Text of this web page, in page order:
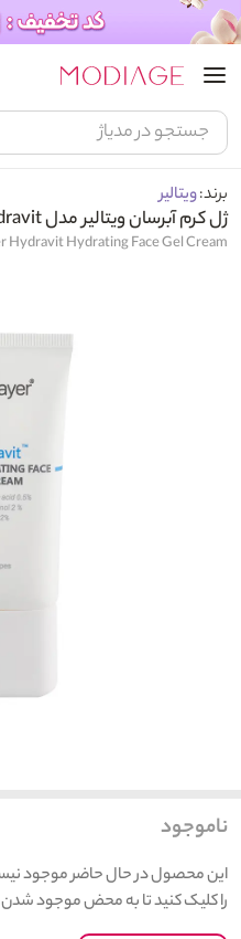
برند:ویتالیر
ژل کرم آبرسان ویتالیر مدل Hydravit مناسب انواع پوست 50میل
Hydravit Hydrating Face Gel Cream
ناموجود
این محصول در حال حاضر موجود
را کلیک کنید تا به محض موجود